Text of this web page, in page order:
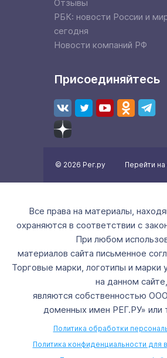
Отзывы
РБК: новости России и
сегодня
Новости компаний РФ
Присоединяйтесь
© 2026 Рег.ру Перейти на
Все права на материалы,
охраняются в соответствии с
При любом
материалов сайта письменное
Торговые марки, логотипы и марки
на данном сайте,
являются собственностью
доменных имен РЕГ.РУ» или
Политика обработки
Политика конфиденциальности для